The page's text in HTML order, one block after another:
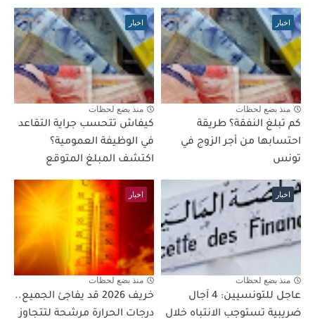
اخبار
منذ بضع لحظات
كم تبلغ النفقة؟ طريقة
احتسابها من أجر الزوج في
تونس
اخبار
منذ بضع لحظات
كيفاش تتحسب جراية التقاعد
في الوظيفة العمومية؟
اكتشف المبلغ المتوقع
اخبار
منذ بضع لحظات
عاجل للتونسيين: 4 آجال
ضريبية تستوجب الانتباه خلال
اخبار
منذ بضع لحظات
خريف 2026 قد يفاجئ الجميع..
درجات الحرارة مرشحة لتتجاوز